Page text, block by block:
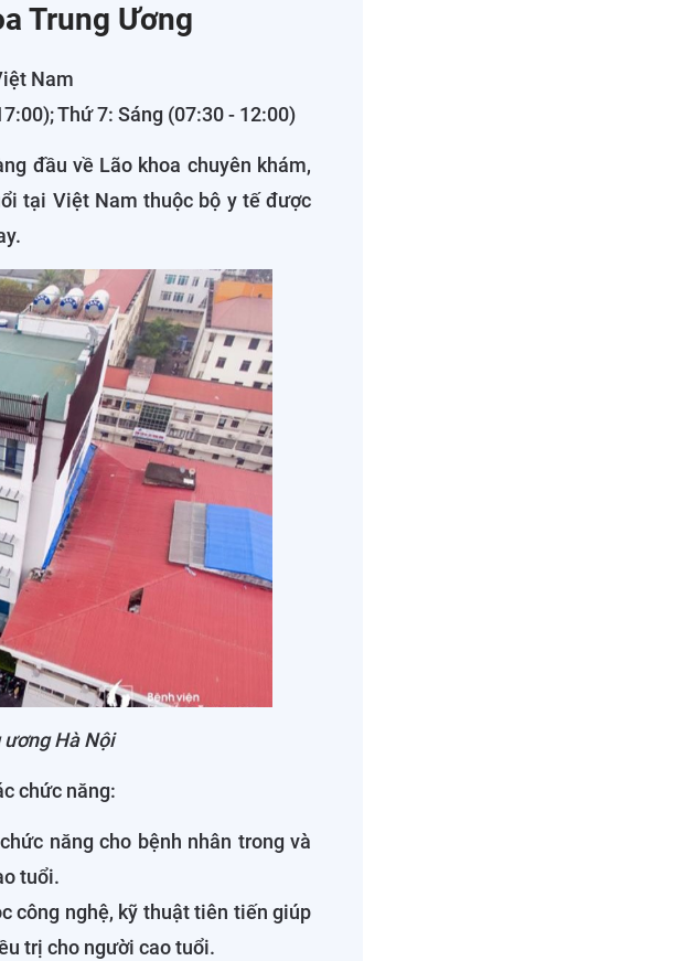
Trung Ương
Nam
Thứ 7: Sáng (07:30 - 12:00)
đầu về Lão khoa chuyên khám,
tại Việt Nam thuộc bộ y tế được
ương Hà Nội
chức năng:
năng cho bệnh nhân trong và
tuổi.
công nghệ, kỹ thuật tiên tiến giúp
trị cho người cao tuổi.